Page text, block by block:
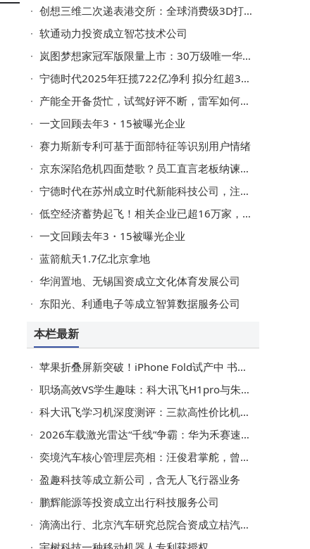
创想三维二次递表港交所：全球消费级3D打印市场领先，近年利润波动引关注
软通动力投资成立智芯技术公司
岚图梦想家冠军版限量上市：30万级唯一华为智驾MPV，续航超1400km
宁德时代2025年狂揽722亿净利 拟分红超315亿 储能成新增长极
产能全开备货忙，试驾好评不断，雷军如何让小米SU7交付“加速跑”？
一文回顾去年3・15被曝光企业
赛力斯新专利可基于面部特征等识别用户情绪
京东深陷危机四面楚歌？员工直言老板纳谏，破局革新未来可期
宁德时代在苏州成立时代新能科技公司，注册资本20亿
低空经济蓄势起飞！相关企业已超16万家，去年注册量同比增长近140%
一文回顾去年3・15被曝光企业
蓝箭航天1.7亿北京拿地
华润置地、无锡国资成立文化体育发展公司
东阳光、利通电子等成立智算数据服务公司
本栏最新
苹果折叠屏新突破！iPhone Fold试产中 书本式设计或秋季惊艳亮相
职场高效VS学生趣味：科大讯飞H1pro与朱迪胡萝卜录音笔怎么选？
科大讯飞学习机深度测评：三款高性价比机型，助力孩子高效学习成长
2026车载激光雷达“千线”争霸：华为禾赛速腾三强逐鹿，谁能笑傲市场？
奕境汽车核心管理层亮相：汪俊君掌舵，曾清林领航
盈趣科技等成立新公司，含无人飞行器业务
鹏辉能源等投资成立出行科技服务公司
滴滴出行、北京汽车研究总院合资成立桔汽科技公司